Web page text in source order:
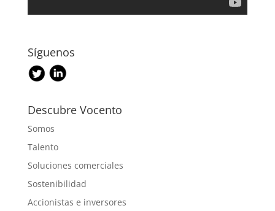
Síguenos
Descubre Vocento
Somos
Talento
Soluciones comerciales
Sostenibilidad
Accionistas e inversores